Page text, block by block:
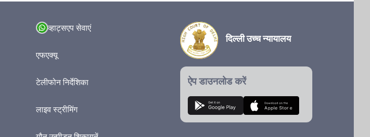
व्हाट्सएप सेवाएं
एफएक्यू
टेलीफोन निर्देशिका
लाइव स्ट्रीमिंग
दिल्ली उच्च न्यायालय
ऐप डाउनलोड करें